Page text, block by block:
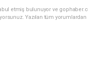
etmiş bulunuyor ve
Yazılan tüm